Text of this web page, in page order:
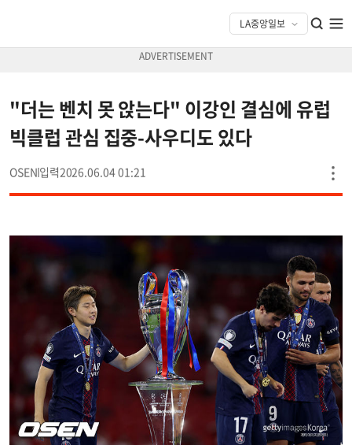
"더는 벤치 못 앉는다" 이강인 결심에 유럽
빅클럽 관심 집중-사우디도 있다
OSEN 2026.06.04 01:21